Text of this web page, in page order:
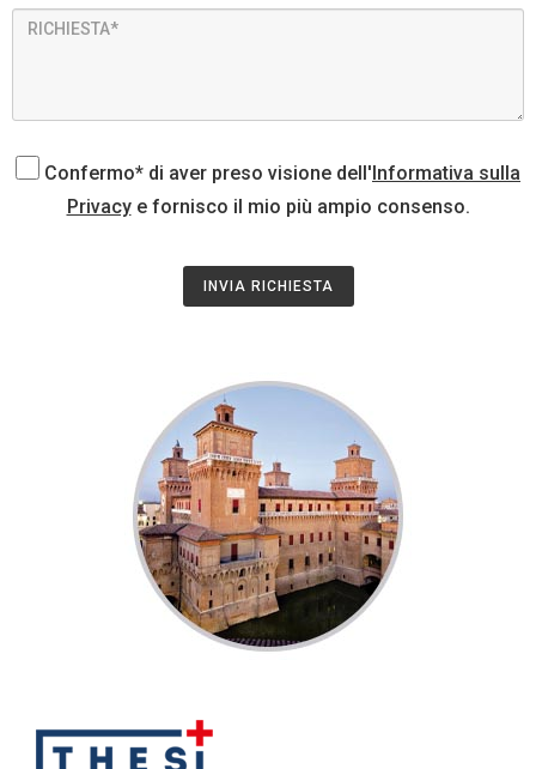
Confermo* di aver preso visione dell'Informativa sulla
Privacye fornisco il mio più ampio consenso.
INVIA RICHIESTA